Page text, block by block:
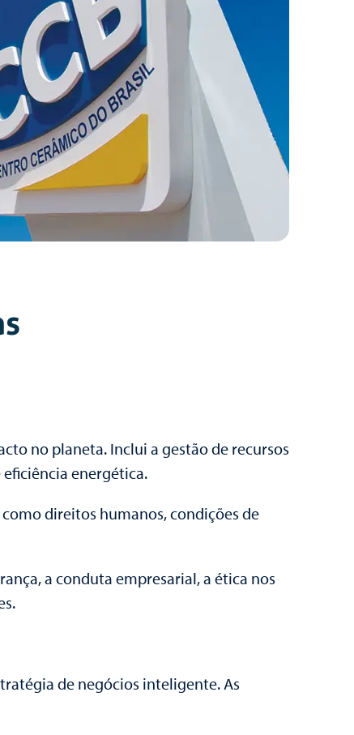
no planeta. Inclui a gestão de recursos
energética.
como direitos humanos, condições de
a conduta empresarial, a ética nos
de negócios inteligente. As